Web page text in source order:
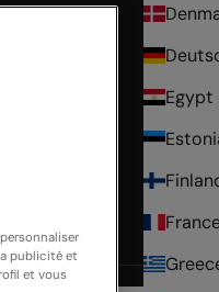
Egypt
publicité et
et vous